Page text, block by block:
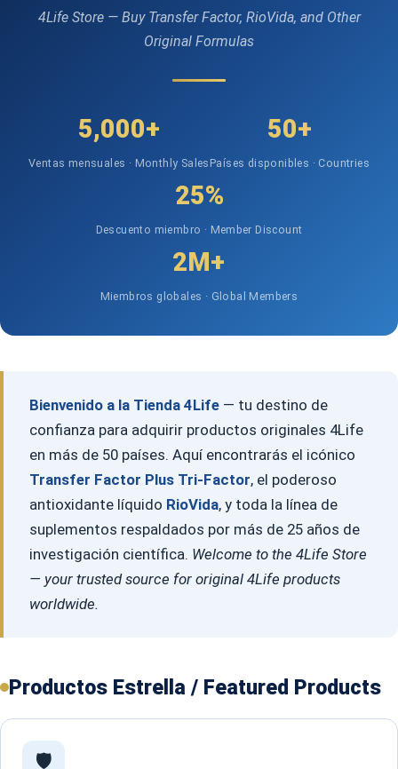
4Life Store — Buy Transfer Factor, RioVida, and Other
Original Formulas
5,000+
Ventas mensuales · Monthly Sales
50+
Países disponibles · Countries
25%
Descuento miembro · Member Discount
2M+
Miembros globales · Global Members
Bienvenido a la Tienda 4Life— tu destino de
confianza para adquirir productos originales 4Life
en más de 50 países. Aquí encontrarás el icónico
Transfer Factor Plus Tri-Factor, el poderoso
antioxidante líquido RioVida, y toda la línea de
suplementos respaldados por más de 25 años de
investigación científica. Welcome to the 4Life Store
— your trusted source for original 4Life products
worldwide.
Productos Estrella / Featured Products
🛡️